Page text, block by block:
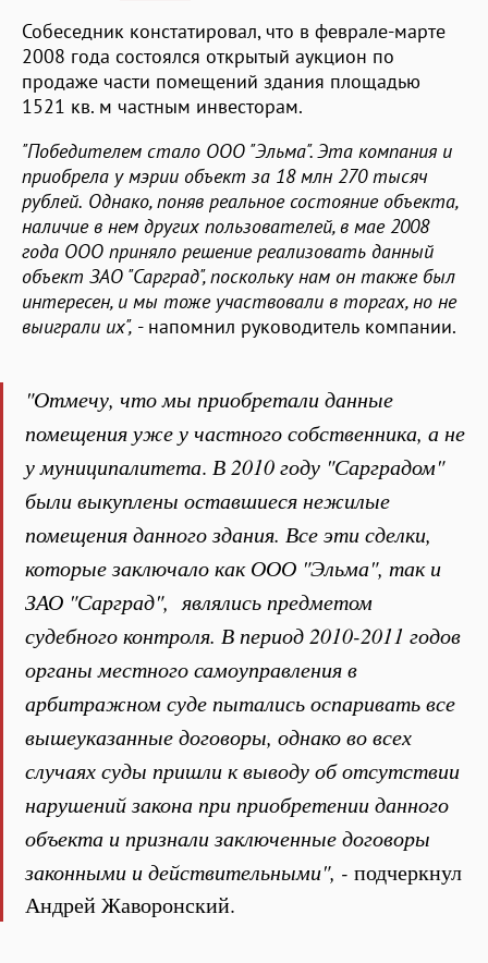
Собеседник констатировал, что в феврале-марте
2008 года состоялся открытый аукцион по
продаже части помещений здания площадью
1521 кв. м частным инвесторам.
"Победителем стало ООО "Эльма". Эта компания и
приобрела у мэрии объект за 18 млн 270 тысяч
рублей. Однако, поняв реальное состояние объекта,
наличие в нем других пользователей, в мае 2008
года ООО приняло решение реализовать данный
объект ЗАО "Сарград", поскольку нам он также был
интересен, и мы тоже участвовали в торгах, но не
выиграли их", - напомнил руководитель компании.
"Отмечу, что мы приобретали данные
помещения уже у частного собственника, а не
у муниципалитета. В 2010 году "Сарградом"
были выкуплены оставшиеся нежилые
помещения данного здания. Все эти сделки,
которые заключало как ООО "Эльма", так и
ЗАО "Сарград", являлись предметом
судебного контроля. В период 2010-2011 годов
органы местного самоуправления в
арбитражном суде пытались оспаривать все
вышеуказанные договоры, однако во всех
случаях суды пришли к выводу об отсутствии
нарушений закона при приобретении данного
объекта и признали заключенные договоры
законными и действительными", - подчеркнул
Андрей Жаворонский.